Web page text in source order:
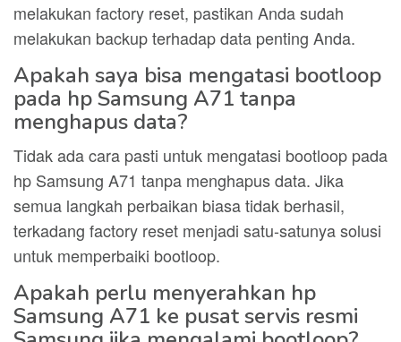
melakukan factory reset, pastikan Anda sudah
melakukan backup terhadap data penting Anda.
Apakah saya bisa mengatasi bootloop
pada hp Samsung A71 tanpa
menghapus data?
Tidak ada cara pasti untuk mengatasi bootloop pada
hp Samsung A71 tanpa menghapus data. Jika
semua langkah perbaikan biasa tidak berhasil,
terkadang factory reset menjadi satu-satunya solusi
untuk memperbaiki bootloop.
Apakah perlu menyerahkan hp
Samsung A71 ke pusat servis resmi